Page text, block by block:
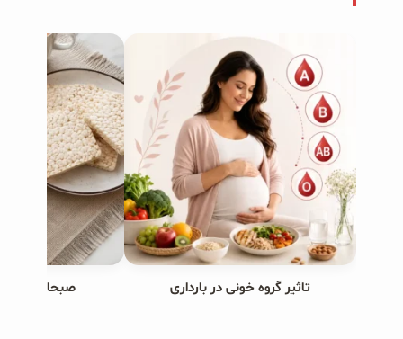
تاثیر گروه خونی در بارداری صبحانه های